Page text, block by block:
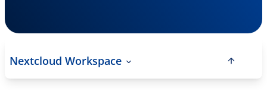
Nextcloud Workspace